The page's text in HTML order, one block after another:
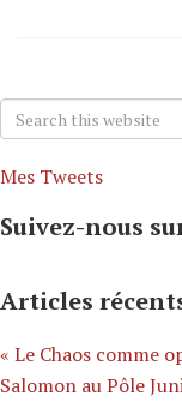
Search
for:
Mes Tweets
Suivez-nous
Articles
« Le Chaos comme
Salomon au Pôle